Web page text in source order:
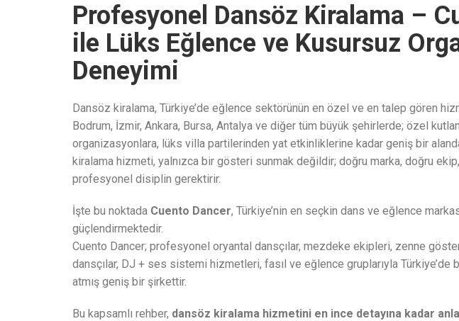
Profesyonel Dansöz Kiralama –
ile Lüks Eğlence ve Kusursuz
Deneyimi
Dansöz kiralama, Türkiye’de eğlence sektörünün en özel ve en talep gören
Bodrum, İzmir, Ankara, Bursa, Antalya ve diğer tüm büyük şehirlerde; özel
organizasyonlara, lüks villa partilerinden yat etkinliklerine kadar geniş bir
kiralama hizmeti, yalnızca bir gösteri sunmak değildir; doğru marka, doğru
profesyonel disiplin gerektirir.
İşte bu noktada Cuento Dancer, Türkiye’nin en seçkin dans ve eğlence
güçlendirmektedir.
Cuento Dancer; profesyonel oryantal dansçılar, mezdeke ekipleri, zenne
dansçılar, DJ + ses sistemi hizmetleri, fasıl ve eğlence gruplarıyla
atmış geniş bir şirkettir.
Bu kapsamlı rehber, dansöz kiralama hizmetini en ince detayına kadar